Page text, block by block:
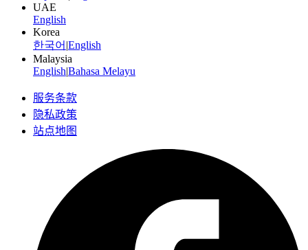
UAE
English
Korea
한국어 |English
Malaysia
English|Bahasa Melayu
服务条款
隐私政策
站点地图